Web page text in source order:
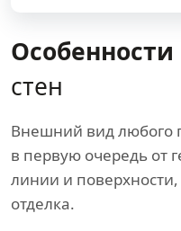
Особенности
стен
Внешний вид любого
в первую очередь от
линии и
отделка.